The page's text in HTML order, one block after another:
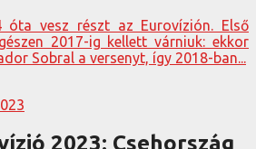
óta vesz részt az Eurovízión. Első
2017-ig kellett várniuk: ekkor
Sobral a versenyt, így 2018-ban...
2023: Csehország